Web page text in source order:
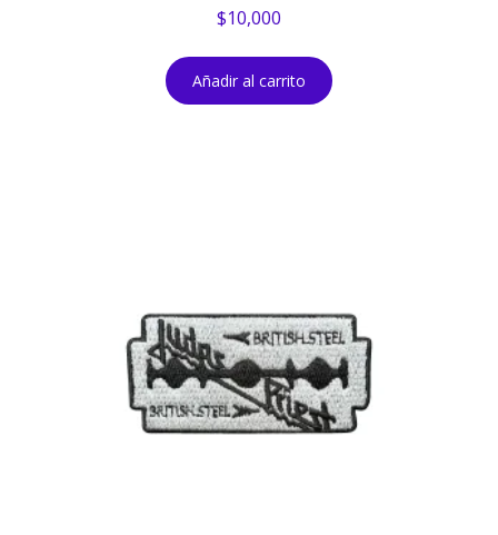
$10,000
Añadir al carrito